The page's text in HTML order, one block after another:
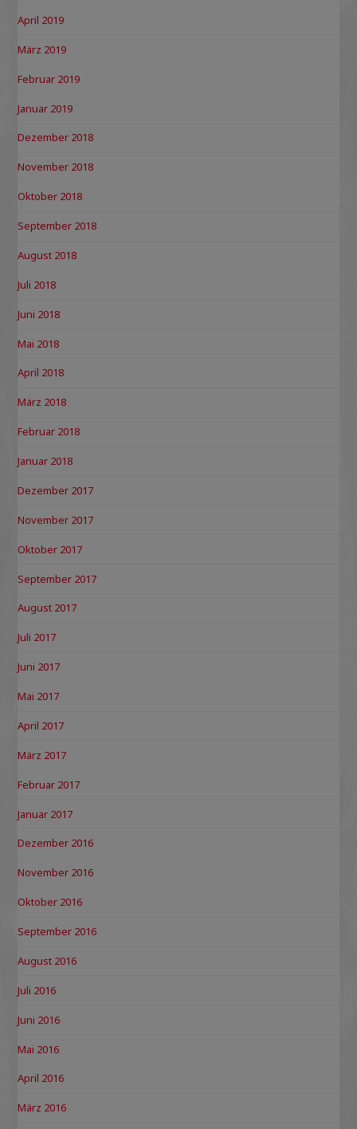
April 2019
März 2019
Februar 2019
Januar 2019
Dezember 2018
November 2018
Oktober 2018
September 2018
August 2018
Juli 2018
Juni 2018
Mai 2018
April 2018
März 2018
Februar 2018
Januar 2018
Dezember 2017
November 2017
Oktober 2017
September 2017
August 2017
Juli 2017
Juni 2017
Mai 2017
April 2017
März 2017
Februar 2017
Januar 2017
Dezember 2016
November 2016
Oktober 2016
September 2016
August 2016
Juli 2016
Juni 2016
Mai 2016
April 2016
März 2016